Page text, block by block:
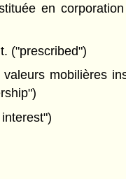
en
("prescribed")
mobilières